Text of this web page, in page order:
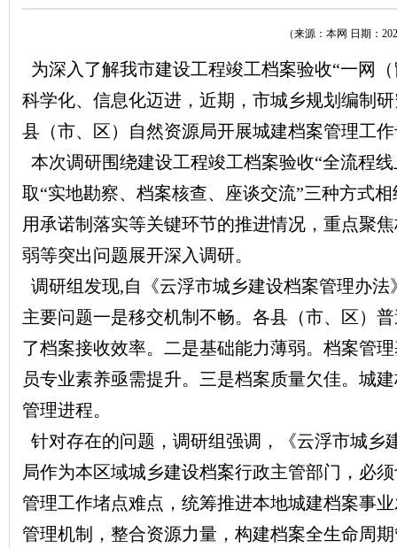
（来源：本网 日期：
为深入了解我市建设工程竣工档案验收“一网
科学化、信息化迈进，近期，市城乡规划编制
县（市、区）自然资源局开展城建档案管理工
本次调研围绕建设工程竣工档案验收“全流程
取“实地勘察、档案核查、座谈交流”三种方式
用承诺制落实等关键环节的推进情况，重点聚
弱等突出问题展开深入调研。
调研组发现,自《云浮市城乡建设档案管理办
主要问题一是移交机制不畅。各县（市、区）
了档案接收效率。二是基础能力薄弱。档案管
员专业素养亟需提升。三是档案质量欠佳。城
管理进程。
针对存在的问题，调研组强调，《云浮市城
局作为本区域城乡建设档案行政主管部门，必
管理工作堵点难点，统筹推进本地城建档案事
管理机制，整合资源力量，构建档案全生命周